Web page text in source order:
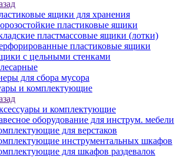
ящики для хранения
пластиковые ящики
пластмассовые ящики (лотки)
пластиковые ящики
с цельными стенками
для сбора мусора
и комплектующие
и комплектующие
оборудование для инструм. мебели
для верстаков
инструментальных шкафов
для шкафов раздевалок